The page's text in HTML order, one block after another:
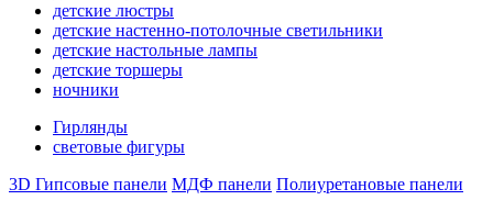
детские люстры
детские настенно-потолочные светильники
детские настольные лампы
детские торшеры
ночники
Гирлянды
световые фигуры
3D Гипсовые панели МДФ панели Полиуретановые панели